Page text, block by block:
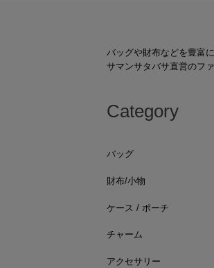
バッグや財布などを豊富
サマンサタバサ直営のフ
Category
バッグ
財布/小物
ケース / ポーチ
チャーム
アクセサリー